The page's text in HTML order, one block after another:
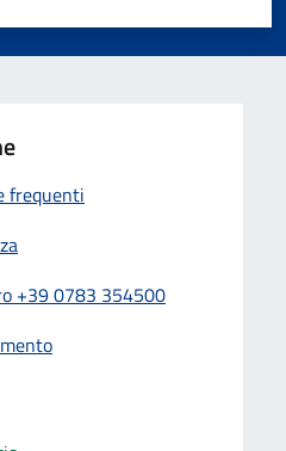
su 5
5
frequenti
+39 0783 354500